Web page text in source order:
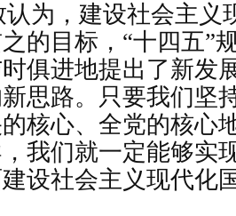
认为，建设社会主义
的目标，“十四五”
俱进地提出了新发
思路。只要我们坚
核心、全党的核心
我们就一定能够实
设社会主义现代化